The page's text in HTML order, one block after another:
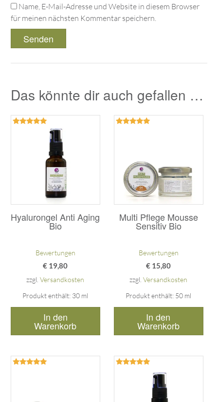
Name, E-Mail-Adresse und Website in diesem Browser
für meinen nächsten Kommentar speichern.
Das könnte dir auch gefallen …
Hyalurongel Anti Aging
Bio
Bewertungen
€ 19,80
zzgl.Versandkosten
Produkt enthält: 30 ml
In den
Warenkorb
Multi Pflege Mousse
Sensitiv Bio
Bewertungen
€ 15,80
zzgl.Versandkosten
Produkt enthält: 50 ml
In den
Warenkorb